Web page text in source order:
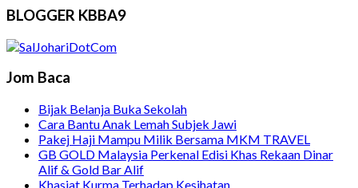
BLOGGER KBBA9
Jom Baca
Bijak Belanja Buka Sekolah
Cara Bantu Anak Lemah Subjek Jawi
Pakej Haji Mampu Milik Bersama MKM TRAVEL
GB GOLD Malaysia Perkenal Edisi Khas Rekaan Dinar
Alif & Gold Bar Alif
Khasiat Kurma Terhadap Kesihatan